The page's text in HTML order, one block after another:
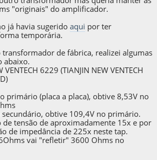
"originais" do amplificador.
já havia sugeridoaqui por ter
temporária.
de fábrica, realizei algumas
abaixo.
6229 (TIANJIN NEW VENTECH
primário (placa a placa), obtive 8,53V no
obtive 109,4V no primário.
de tensão de aproximadamente 15x e por
de impedância de 225x neste tap.
vai "refletir" 3600 Ohms no